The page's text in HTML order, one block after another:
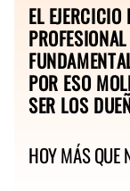
EL
POR ESO
SER LOS
HOY MÁS QUE